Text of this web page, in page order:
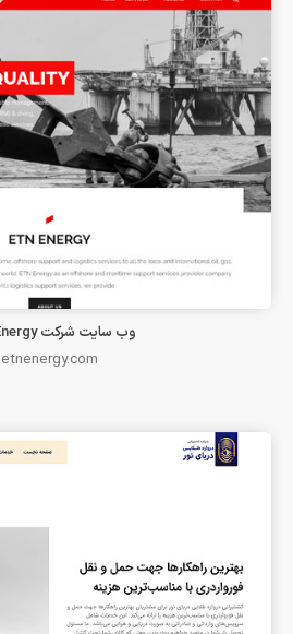
وب سایت شرکت ETN Energy
etnenergy.com